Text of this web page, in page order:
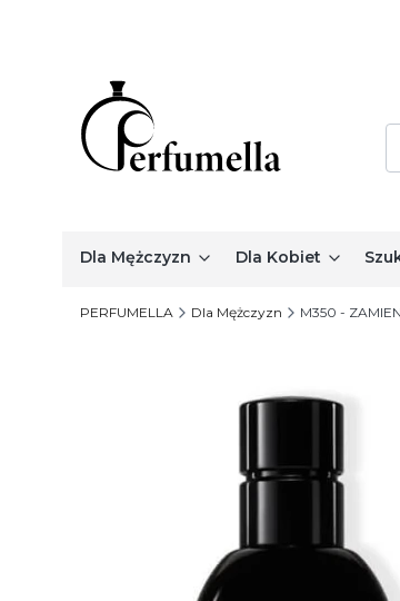
Dla Mężczyzn Dla Kobiet
PERFUMELLA Dla Mężczyzn M350 -